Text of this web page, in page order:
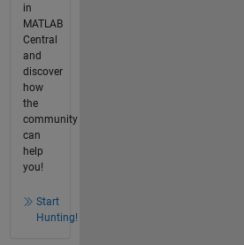
in
MATLAB
Central
and
discover
how
the
community
can
help
you!
Start
Hunting!